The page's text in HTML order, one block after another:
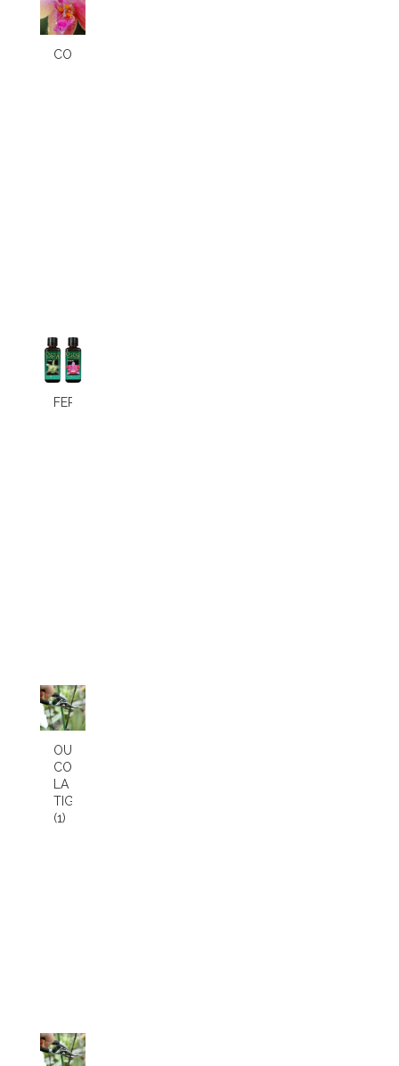
COCHENILLES
FERTILISATION
OU
COUPER
LA
TIGE
(1)